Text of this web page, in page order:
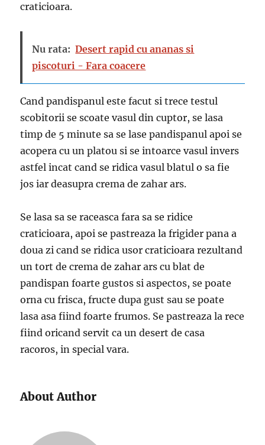
craticioara.
Nu rata: Desert rapid cu ananas si
piscoturi - Fara coacere
Cand pandispanul este facut si trece testul
scobitorii se scoate vasul din cuptor, se lasa
timp de 5 minute sa se lase pandispanul apoi se
acopera cu un platou si se intoarce vasul invers
astfel incat cand se ridica vasul blatul o sa fie
jos iar deasupra crema de zahar ars.
Se lasa sa se raceasca fara sa se ridice
craticioara, apoi se pastreaza la frigider pana a
doua zi cand se ridica usor craticioara rezultand
un tort de crema de zahar ars cu blat de
pandispan foarte gustos si aspectos, se poate
orna cu frisca, fructe dupa gust sau se poate
lasa asa fiind foarte frumos. Se pastreaza la rece
fiind oricand servit ca un desert de casa
racoros, in special vara.
About Author